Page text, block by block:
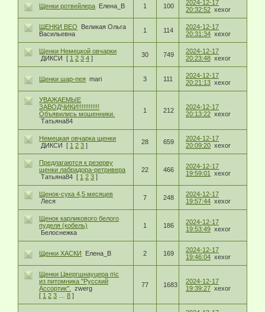
Щенки ротвейлера Елена_В 1 100
2024-12-17
20:32:52 xexor
ЩЕНКИ ВЕО
Великая Ольга
Васильевна
1 114
2024-12-17
20:31:34 xexor
Щенки Немецкой овчарки
ДИКСИ
[ 1 2 3 4 ] 30 749
2024-12-17
20:23:48 xexor
Щенки шар-пея mari 3 111
2024-12-17
20:21:13 xexor
УВАЖАЕМЫЕ
ЗАВОДЧИКИ!!!!!!!!!!!!
Объявились мошенники.
Татьяна84
1 212
2024-12-17
20:13:22 xexor
Немецкая овчарка щенки
ДИКСИ
[ 1 2 3 ] 28 659
2024-12-17
20:09:20 xexor
Предлагаются к резерву
щенки лабрадора-ретривера
Татьяна84 [ 1 2 3 ]
22 466
2024-12-17
19:59:01
xexor
Щенок-сука 4,5 месяцев
Леся
7 248
2024-12-17
19:57:44 xexor
Щенок карликового белого
пуделя (кобель)
Белоснежка
1 186
2024-12-17
19:53:49 xexor
Щенки ХАСКИ Елена_В 2 169
2024-12-17
19:46:04 xexor
Щенки Цвергшнауцера п\с
из питомника "Русский
Ассортик".
zwerg
[ 1 2 3 8 ]
77 1683
2024-12-17
19:39:27 xexor